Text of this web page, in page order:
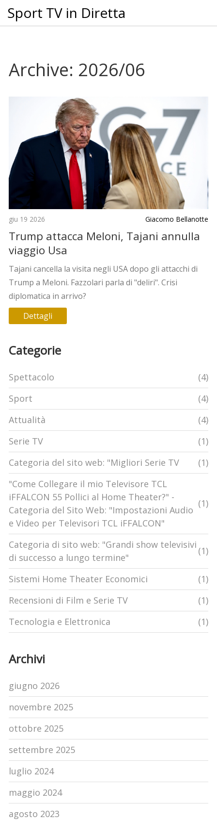
Sport TV in Diretta
Archive: 2026/06
giu 19 2026 Giacomo Bellanotte
Trump attacca Meloni, Tajani annulla
viaggio Usa
Tajani cancella la visita negli USA dopo gli attacchi di
Trump a Meloni. Fazzolari parla di "deliri". Crisi
diplomatica in arrivo?
Dettagli
Categorie
Spettacolo
(4)
Sport
(4)
Attualità
(4)
Serie TV
(1)
Categoria del sito web: "Migliori Serie TV
(1)
"Come Collegare il mio Televisore TCL
iFFALCON 55 Pollici al Home Theater?" -
Categoria del Sito Web: "Impostazioni Audio
e Video per Televisori TCL iFFALCON"
(1)
Categoria di sito web: "Grandi show televisivi
di successo a lungo termine"
(1)
Sistemi Home Theater Economici
(1)
Recensioni di Film e Serie TV
(1)
Tecnologia e Elettronica
(1)
Archivi
giugno 2026
novembre 2025
ottobre 2025
settembre 2025
luglio 2024
maggio 2024
agosto 2023